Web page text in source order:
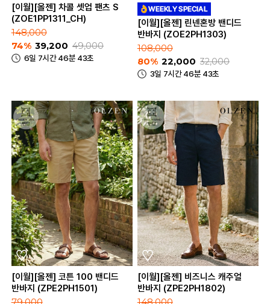
[이월][올젠] 차콜 셋업 팬츠 S
(ZOE1PP1311_CH)
148,000
74% 39,200 49,000
6일 7시간 46분 43초
[이월][올젠] 린넨혼방 밴디드
반바지 (ZOE2PH1303)
108,000
80% 22,000 32,000
3일 7시간 46분 43초
[이월][올젠] 코튼 100 밴디드
반바지 (ZPE2PH1501)
[이월][올젠] 비즈니스 캐주얼
반바지 (ZPE2PH1802)